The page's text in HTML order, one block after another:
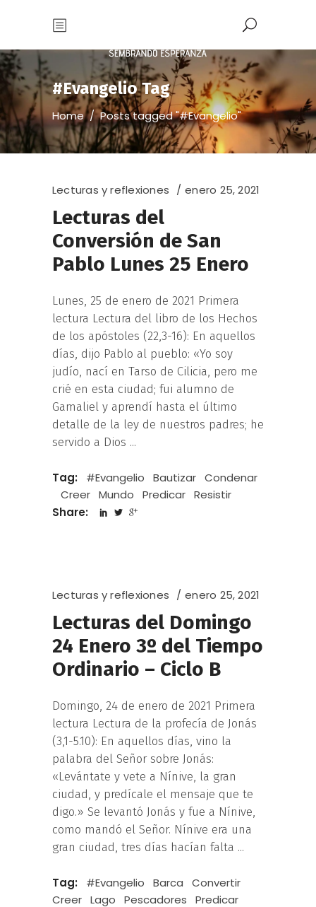
#Evangelio Tag
Home/Posts tagged "#Evangelio"
Lecturas y reflexiones enero 25, 2021
Lecturas del
Conversión de San
Pablo Lunes 25 Enero
Lunes, 25 de enero de 2021 Primera
lectura Lectura del libro de los Hechos
de los apóstoles (22,3-16): En aquellos
días, dijo Pablo al pueblo: «Yo soy
judío, nací en Tarso de Cilicia, pero me
crié en esta ciudad; fui alumno de
Gamaliel y aprendí hasta el último
detalle de la ley de nuestros padres; he
servido a Dios
Tag: #Evangelio Bautizar Condenar
Creer Mundo Predicar Resistir
Share:
Lecturas y reflexiones enero 25, 2021
Lecturas del Domingo
24 Enero 3º del Tiempo
Ordinario – Ciclo B
Domingo, 24 de enero de 2021 Primera
lectura Lectura de la profecía de Jonás
(3,1-5.10): En aquellos días, vino la
palabra del Señor sobre Jonás:
«Levántate y vete a Nínive, la gran
ciudad, y predícale el mensaje que te
digo.» Se levantó Jonás y fue a Nínive,
como mandó el Señor. Nínive era una
gran ciudad, tres días hacían falta
Tag: #Evangelio Barca
Convertir
Creer Lago Pescadores
Predicar